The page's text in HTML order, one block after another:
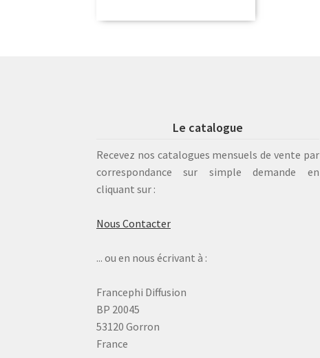
Le catalogue
Recevez nos catalogues mensuels de vente par
correspondance sur simple demande en
cliquant sur :
Nous Contacter
... ou en nous écrivant à :
Francephi Diffusion
BP 20045
53120 Gorron
France